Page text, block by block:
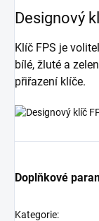
Designový
Klíč FPS je
bílé, žluté a
přiřazení klíče.
Doplňkové
Kategorie: